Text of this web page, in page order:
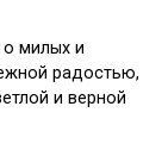
о милых и
радостью,
и верной